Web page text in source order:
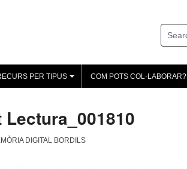
+
PER TIPUS COM POTS COL·LABORAR?
Lectura_001810
DIGITAL BORDILS